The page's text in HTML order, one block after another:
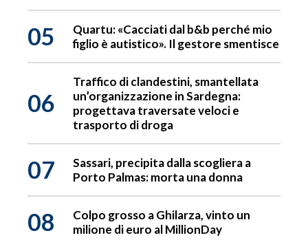
05
Quartu: «Cacciati dal b&b perché mio
figlio è autistico». Il gestore smentisce
06
Traffico di clandestini, smantellata
un’organizzazione in Sardegna:
progettava traversate veloci e
trasporto di droga
07
Sassari, precipita dalla scogliera a
Porto Palmas: morta una donna
08
Colpo grosso a Ghilarza, vinto un
milione di euro al MillionDay